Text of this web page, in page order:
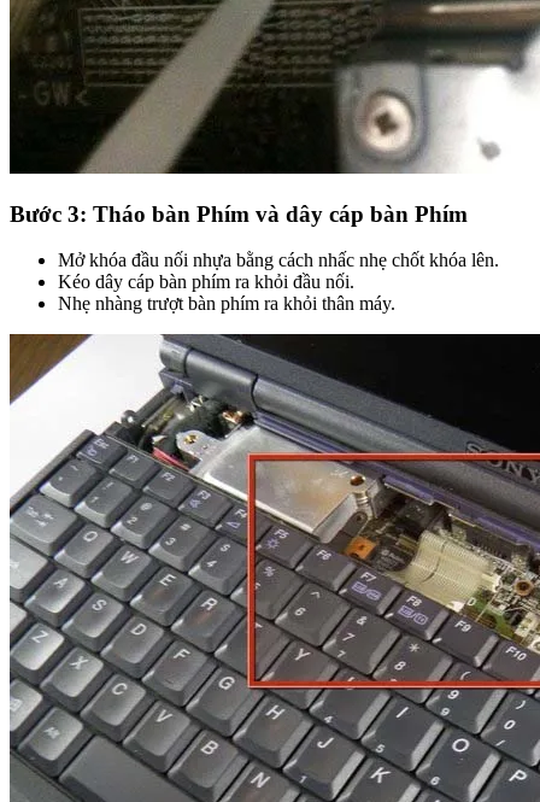
Bước 3: Tháo bàn Phím và dây cáp bàn Phím
Mở khóa đầu nối nhựa bằng cách nhấc nhẹ chốt khóa lên.
Kéo dây cáp bàn phím ra khỏi đầu nối.
Nhẹ nhàng trượt bàn phím ra khỏi thân máy.